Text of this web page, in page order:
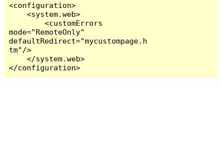
<configuration>
    <system.web>
        <customErrors
mode="RemoteOnly"
defaultRedirect="mycustompage.h
tm"/>
    </system.web>
</configuration>